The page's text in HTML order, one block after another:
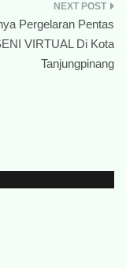
Pergelaran Pentas
VIRTUAL Di Kota
Tanjungpinang